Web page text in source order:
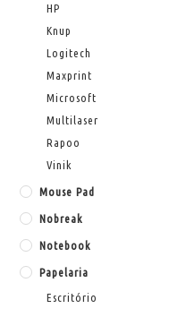
HP
Knup
Logitech
Maxprint
Microsoft
Multilaser
Rapoo
Vinik
Mouse Pad
Nobreak
Notebook
Papelaria
Escritório